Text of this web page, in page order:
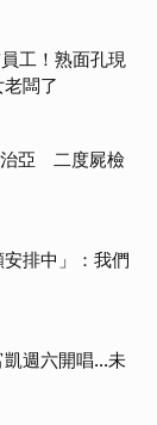
工！熟面孔現
闆了
治亞 二度屍檢
排中」：我們
週六開唱...未